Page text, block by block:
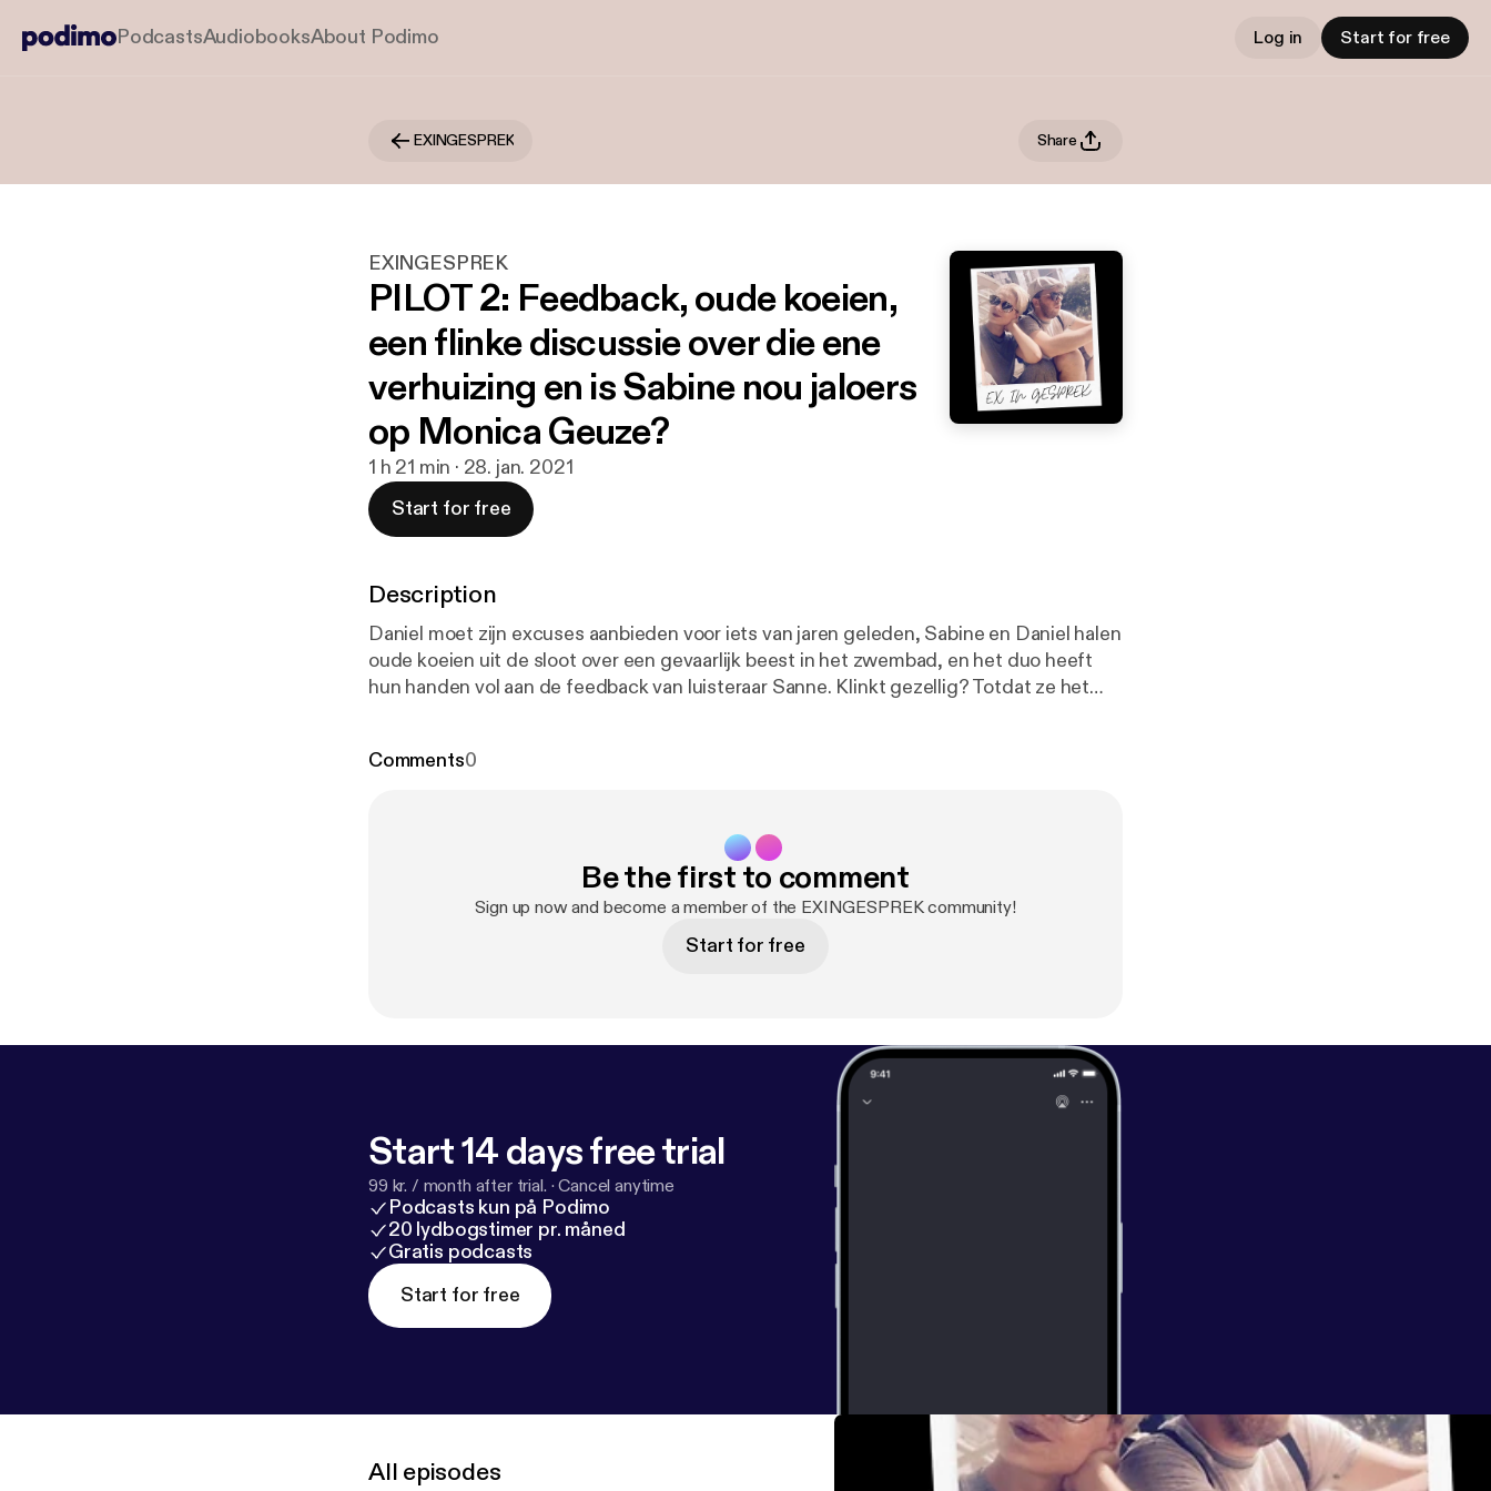
PodcastsAudiobooksAbout Podimo Log in Start for free
EXINGESPREK Share
EXINGESPREK
PILOT 2: Feedback, oude koeien,
een flinke discussie over die ene
verhuizing en is Sabine nou jaloers
op Monica Geuze?
1 h 21 min · 28. jan. 2021
Start for free
Description
Daniel moet zijn excuses aanbieden voor iets van jaren geleden, Sabine en Daniel halen
oude koeien uit de sloot over een gevaarlijk beest in het zwembad, en het duo heeft
hun handen vol aan de feedback van luisteraar Sanne. Klinkt gezellig? Totdat ze het
Comments0
Be the first to comment
Sign up now and become a member of the EXINGESPREK community!
Start for free
Start 14 days free trial
99 kr. / month after trial. ·Cancel anytime
Podcasts kun på Podimo
20 lydbogstimer pr. måned
Gratis podcasts
Start for free
All episodes